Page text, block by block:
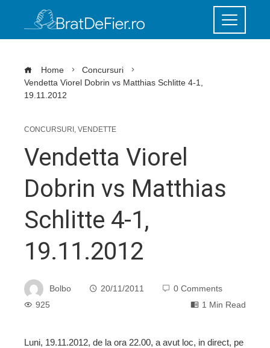
Home
Concursuri
Vendetta Viorel Dobrin vs Matthias Schlitte 4-1,
19.11.2012
CONCURSURI , VENDETTE
Vendetta Viorel
Dobrin vs Matthias
Schlitte 4-1,
19.11.2012
Bolbo 20/11/2011
0 Comments
925
1 Min Read
Luni, 19.11.2012, de la ora 22.00, a avut loc, in direct, pe